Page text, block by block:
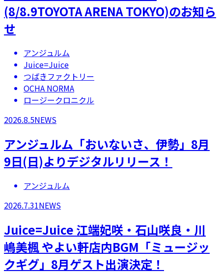
(8/8.9TOYOTA ARENA TOKYO)のお知ら
せ
アンジュルム
Juice=Juice
つばきファクトリー
OCHA NORMA
ロージークロニクル
2026.8.5NEWS
アンジュルム「おいないさ、伊勢」8月
9日(日)よりデジタルリリース！
アンジュルム
2026.7.31NEWS
Juice=Juice 江端妃咲・石山咲良・川
嶋美楓 やよい軒店内BGM「ミュージッ
クギグ」8月ゲスト出演決定！